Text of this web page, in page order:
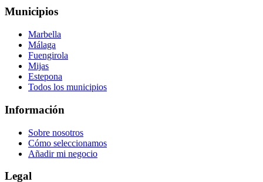
Municipios
Marbella
Málaga
Fuengirola
Mijas
Estepona
Todos los municipios
Información
Sobre nosotros
Cómo seleccionamos
Añadir mi negocio
Legal